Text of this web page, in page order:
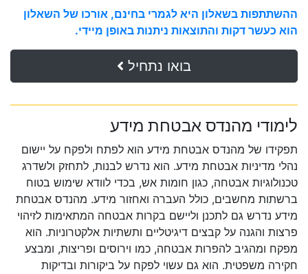
ההשתתפות בשאלון היא לגמרי בחינם, אורכו של השאלון
הוא כעשר דקות והתוצאות ניתנות באופן מיידי.
בואו נתחיל
לימודי מהנדס אבטחת מידע
תפקידו של מהנדס אבטחת מידע הוא לפתח ולפקח על יישום
נהלי מדיניות אבטחת מידע. הוא נדרש לבנות, לתחזק ולשדרג
טכנולוגיות אבטחה, כגון חומות אש, בכדי לוודא שימוש בטוח
ברשתות מחשבים, כולל העברה ואחזור מידע. מהנדס אבטחת
מידע נדרש גם לתכנן וליישם בקרות אבטחה המתאימות לזיהוי
פרצות והגנה על קבצים דיגיטליים ותשתיות אלקטרוניות. הוא
מפקח ומהגיב להפרות אבטחה, כמו וירוסים ופריצות, ומבצע
חקירה משפטית. הוא גם עשוי לפקח על ביקורות ובדיקות